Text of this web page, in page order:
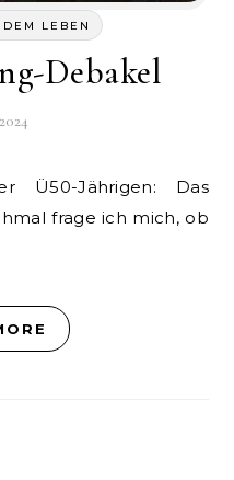
LEBEN
Debakel
frage ich mich, ob